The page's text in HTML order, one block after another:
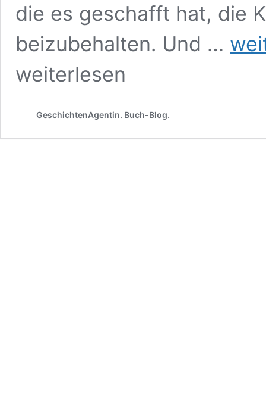
die es geschafft hat, die
beizubehalten. Und …
kürzer,
weiterlesen
GeschichtenAgentin. Buch-Blog.